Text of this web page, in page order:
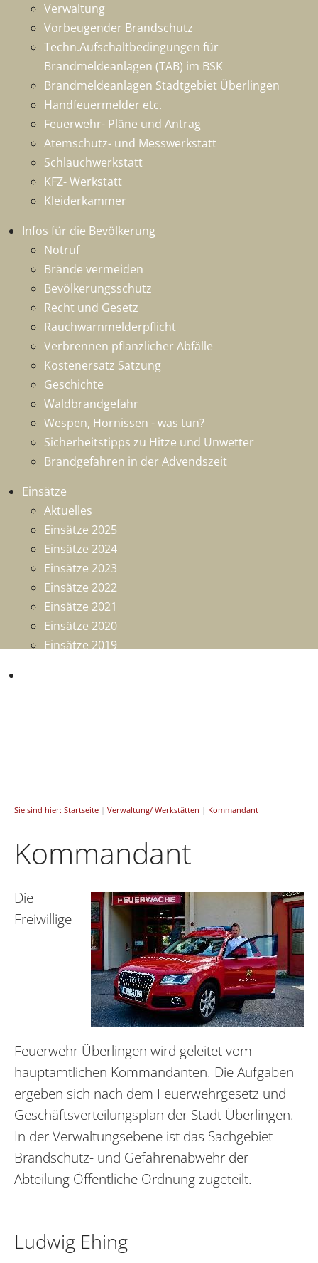
Verwaltung
Vorbeugender Brandschutz
Techn.Aufschaltbedingungen für
Brandmeldeanlagen (TAB) im BSK
Brandmeldeanlagen Stadtgebiet Überlingen
Handfeuermelder etc.
Feuerwehr- Pläne und Antrag
Atemschutz- und Messwerkstatt
Schlauchwerkstatt
KFZ- Werkstatt
Kleiderkammer
Infos für die Bevölkerung
Notruf
Brände vermeiden
Bevölkerungsschutz
Recht und Gesetz
Rauchwarnmelderpflicht
Verbrennen pflanzlicher Abfälle
Kostenersatz Satzung
Geschichte
Waldbrandgefahr
Wespen, Hornissen - was tun?
Sicherheitstipps zu Hitze und Unwetter
Brandgefahren in der Advendszeit
Einsätze
Aktuelles
Einsätze 2025
Einsätze 2024
Einsätze 2023
Einsätze 2022
Einsätze 2021
Einsätze 2020
Einsätze 2019
Sie sind hier: Startseite | Verwaltung/ Werkstätten | Kommandant
Kommandant
Die
Freiwillige
Feuerwehr Überlingen wird geleitet vom
hauptamtlichen Kommandanten. Die Aufgaben
ergeben sich nach dem Feuerwehrgesetz und
Geschäftsverteilungsplan der Stadt Überlingen.
In der Verwaltungsebene ist das Sachgebiet
Brandschutz- und Gefahrenabwehr der
Abteilung Öffentliche Ordnung zugeteilt.
Ludwig Ehing